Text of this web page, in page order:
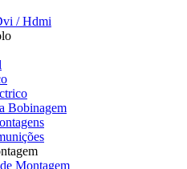
/ Hdmi
Bobinagem
Montagem